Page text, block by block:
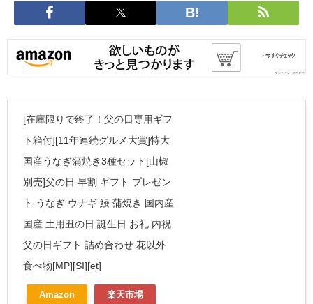
[在庫限りで終了！父の日専用ギフ
ト箱付][11年連続グルメ大賞]特大
国産うなぎ蒲焼き3種セット[山椒
別売]父の日 早割 ギフト プレゼン
ト うなぎ ウナギ 鰻 蒲焼き 国内産
国産 土用丑の日 誕生日 お礼 内祝
父の日ギフト 詰め合わせ 花以外
食べ物[MP][SI][et]
Amazon 楽天市場